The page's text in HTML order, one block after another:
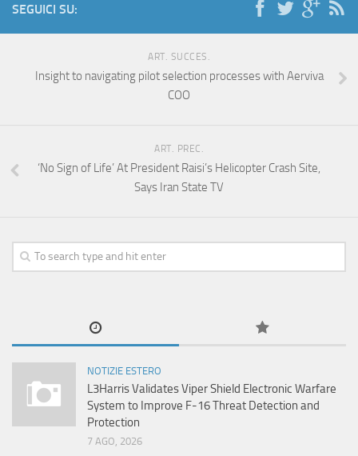
SEGUICI SU:
ART. SUCCES.
Insight to navigating pilot selection processes with Aerviva
COO
ART. PREC.
‘No Sign of Life’ At President Raisi’s Helicopter Crash Site,
Says Iran State TV
NOTIZIE ESTERO
L3Harris Validates Viper Shield Electronic Warfare
System to Improve F-16 Threat Detection and
Protection
7 AGO, 2026